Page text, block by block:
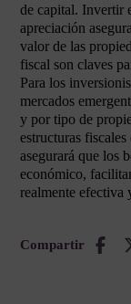
de capital. Invertir
apreciación
valor de las
fiscal son claves
Para los
mercados
y por tipo de
estructuras
asegurará que los
económico,
realmente efectiva
Compartir